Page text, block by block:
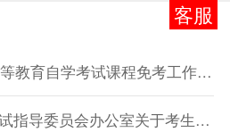
2026年下半年青海省高等教育自学考试课程免考工作通知
青海省高等教育自学考试指导委员会办公室关于考生学历有关问题的说明函
客服